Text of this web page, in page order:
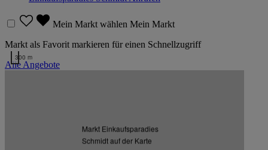
Mein Markt wählen Mein Markt
Markt als Favorit markieren für einen Schnellzugriff
Alle Angebote
Markt Einkaufsparadies
Schmidt auf der Karte
300 m
Zum Newsletter anmelden